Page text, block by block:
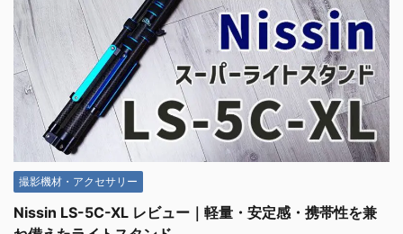
撮影機材・アクセサリー
Nissin LS-5C-XL レビュー｜軽量・安定感・携帯性を兼